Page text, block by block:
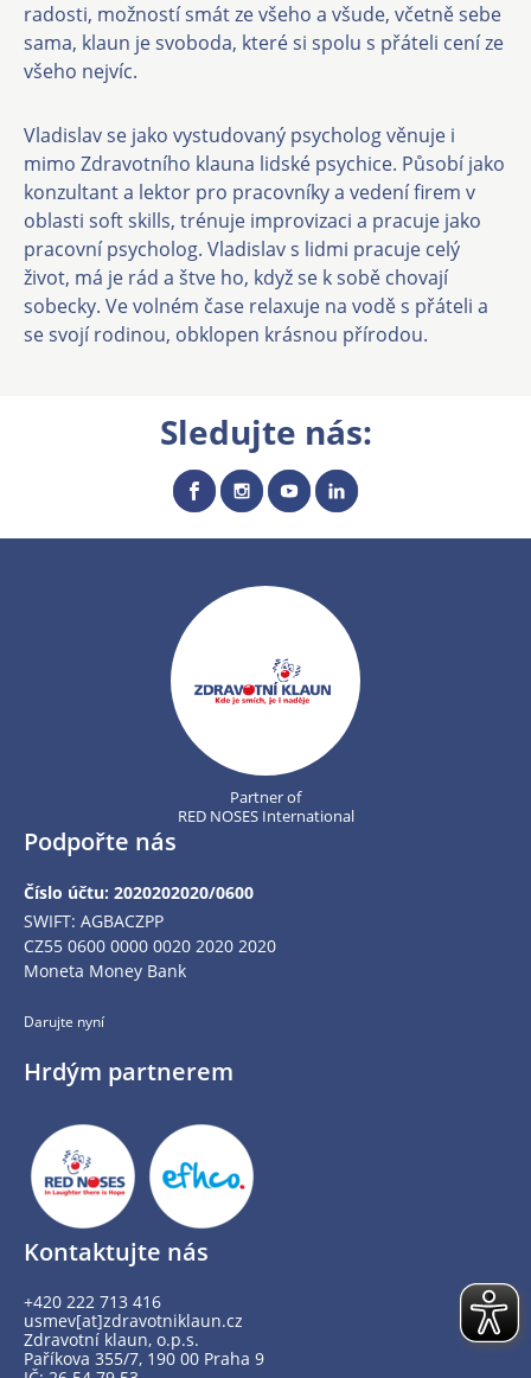
radosti, možností smát ze všeho a všude, včetně sebe
sama, klaun je svoboda, které si spolu s přáteli cení ze
všeho nejvíc.
Vladislav se jako vystudovaný psycholog věnuje i
mimo Zdravotního klauna lidské psychice. Působí jako
konzultant a lektor pro pracovníky a vedení firem v
oblasti soft skills, trénuje improvizaci a pracuje jako
pracovní psycholog. Vladislav s lidmi pracuje celý
život, má je rád a štve ho, když se k sobě chovají
sobecky. Ve volném čase relaxuje na vodě s přáteli a
se svojí rodinou, obklopen krásnou přírodou.
Sledujte nás:
Partner of
RED NOSES International
Podpořte nás
Číslo účtu: 2020202020/0600
SWIFT: AGBACZPP
CZ55 0600 0000 0020 2020 2020
Moneta Money Bank
Darujte nyní
Hrdým partnerem
Kontaktujte nás
+420 222 713 416
usmev[at]zdravotniklaun.cz
Zdravotní klaun, o.p.s.
Paříkova 355/7, 190 00 Praha 9